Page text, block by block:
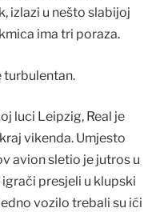
izlazi u nešto slabijoj
ima tri poraza.
turbulentan.
luci Leipzig, Real je
vikenda. Umjesto
avion sletio je jutros u
igrači presjeli u klupski
vozilo trebali su ići